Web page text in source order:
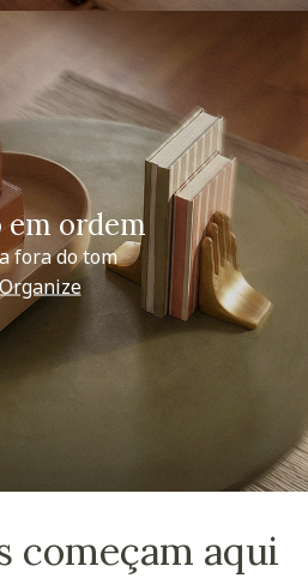
em ordem
fora do tom
Organize
começam aqui